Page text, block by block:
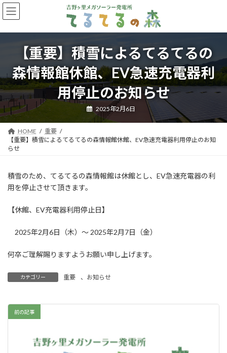
コ
ン
ン
キ
ッ
プ
ナ
ビ
ー
に
移
動
【重要】積雪によるてるてるの
森情報館休館、EV急速充電器利
用停止のお知らせ
2025年2月6日
HOME
重要
【重要】積雪によるてるてるの森情報館休館、EV急速充電器利用停止のお知
らせ
積雪のため、てるてるの森情報館は休館とし、EV急速充電器の利
用を停止させて頂きます。
【休館、EV充電器利用停止日】
2025年2月6日（木）～ 2025年2月7日（金）
何卒ご理解賜りますようお願い申し上げます。
カテゴリー 重要 、 お知らせ
前の記事